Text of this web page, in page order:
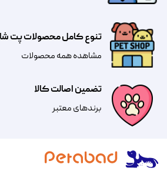
تضمین اصالت کالا
​​برندهای معتبر​​​​​​​
تنوع کامل محصولات پت
مشاهده همه محصولات